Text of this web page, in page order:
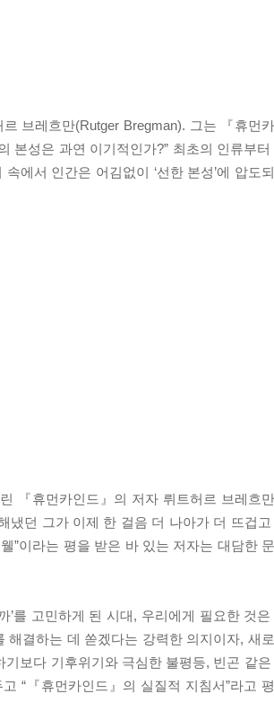
브레흐만(Rutger Bregman). 그는 『휴먼
본성은 과연 이기적인가?” 최초의 인류부터
에서 인간은 어김없이 ‘선한 본성’에 압도
『휴먼카인드』의 저자 뤼트허르 브레흐
냈던 그가 이제 한 걸음 더 나아가 더 뜨겁고
”이라는 평을 받은 바 있는 저자는 대담한
를 고민하게 된 시대, 우리에게 필요한 것은
결하는 데 쏟겠다는 강력한 의지이자, 새
기보다 기후위기와 극심한 불평등, 빈곤 같은
“『휴먼카인드』의 실질적 지침서”라고